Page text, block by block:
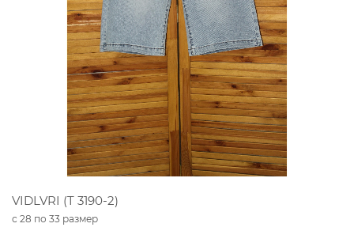
VIDLVRI (T 3190-2)
с 28 по 33 размер